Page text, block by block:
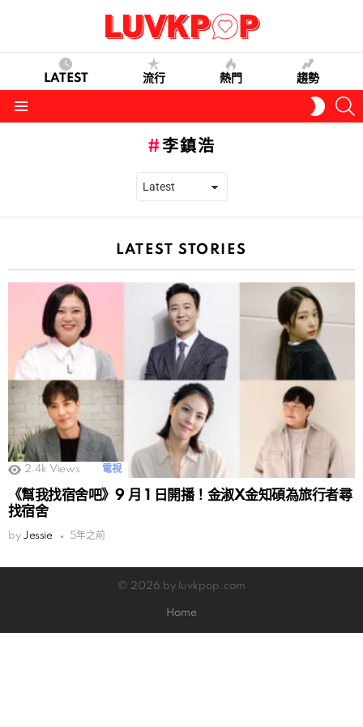
LATEST 流行 熱門 趨勢
SKIN
李鎮浩
LATEST STORIES
2.4k Views 電視
《幫我找宿舍吧》9 月 1 日開播！金淑X金知碩為旅行者尋
找宿舍
by Jessie 5年之前
© 2026 by luvkpop.com
Home